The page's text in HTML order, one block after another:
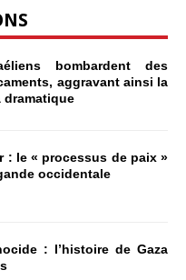
bombardent des
aggravant ainsi la
dramatique
: le « processus de paix »
occidentale
: l’histoire de Gaza